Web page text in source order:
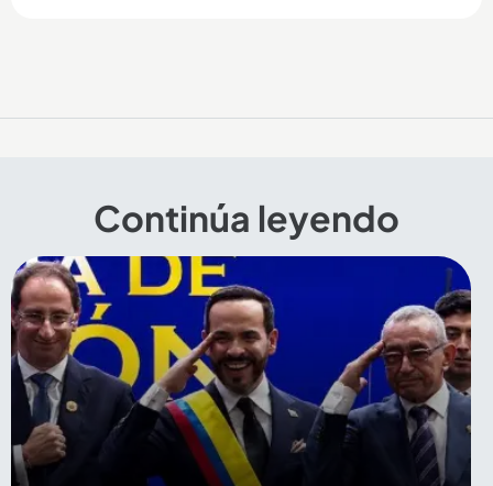
Continúa leyendo